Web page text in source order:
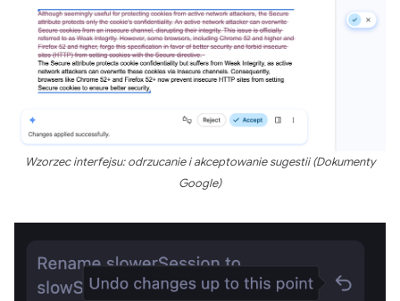
Wzorzec interfejsu: odrzucanie i akceptowanie sugestii (Dokumenty
Google)